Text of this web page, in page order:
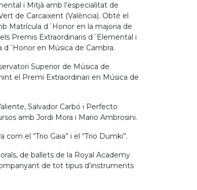
i Mitjà amb l’especialitat de
de Carcaixent (València). Obté el
Matrícula d´Honor en la majoria de
Premis Extraordinaris d´Elemental i
en Música de Cambra.
Superior de Música de
el Premi Extraordinari en Música de
Salvador Carbó i Perfecto
amb Jordi Mora i Mario Ambrosini.
el “Trio Gaia” i el “Trio Dumki”.
de ballets de la Royal Academy
de tot tipus d’instruments